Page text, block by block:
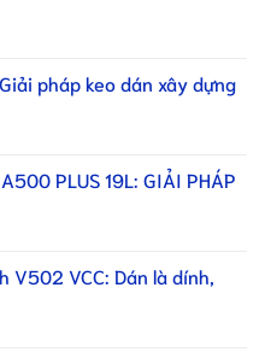
Giải pháp keo dán xây dựng
PLUS 19L: GIẢI PHÁP
V502 VCC: Dán là dính,